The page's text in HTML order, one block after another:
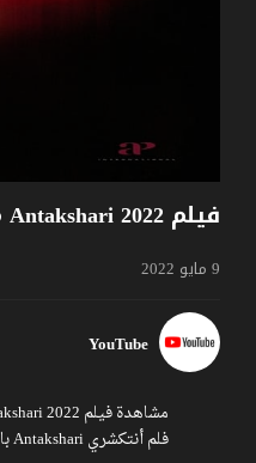
فيلم Antakshari 2022 مترجم
9 مايو 2022
YouTube
فلم أنتكشري Antakshari بالترجمة بالعربية تشاهدونه عبر موقع فشار